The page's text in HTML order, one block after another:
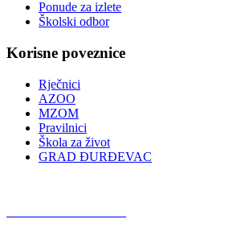
Ponude za izlete
Školski odbor
Korisne poveznice
Rječnici
AZOO
MZOM
Pravilnici
Škola za život
GRAD ĐURĐEVAC